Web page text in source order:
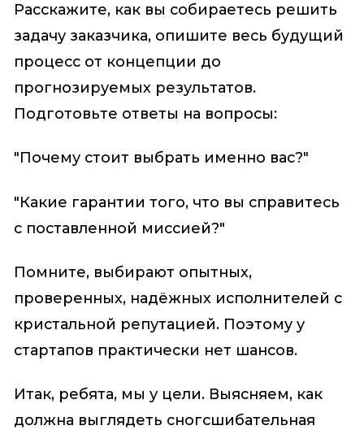
Расскажите, как вы собираетесь решить
задачу заказчика, опишите весь будущий
процесс от концепции до
прогнозируемых результатов.
Подготовьте ответы на вопросы:
"Почему стоит выбрать именно вас?"
"Какие гарантии того, что вы справитесь
с поставленной миссией?"
Помните, выбирают опытных,
проверенных, надёжных исполнителей с
кристальной репутацией. Поэтому у
стартапов практически нет шансов.
Итак, ребята, мы у цели. Выясняем, как
должна выглядеть сногсшибательная